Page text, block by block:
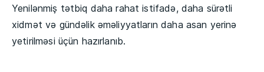
Yenilənmiş tətbiq daha rahat istifadə, daha sürətli
xidmət və gündəlik əməliyyatların daha asan yerinə
yetirilməsi üçün hazırlanıb.